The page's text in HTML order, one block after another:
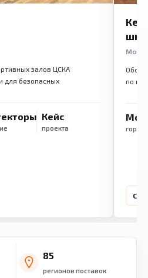
залов ЦСКА
для безопасных
Кейс
проекта
по
город
85
регионов поставок